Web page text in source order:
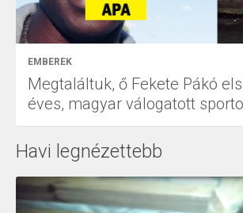
EMBEREK
Megtaláltuk, ő Fekete Pákó
éves, magyar válogatott
Havi legnézettebb